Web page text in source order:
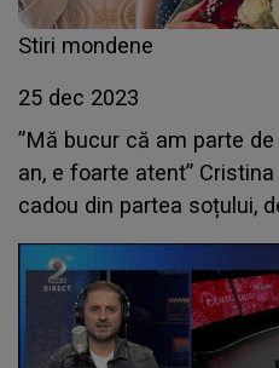
Stiri mondene
25 dec 2023
”Mă bucur că am parte
an, e foarte atent”
cadou din partea soțului,